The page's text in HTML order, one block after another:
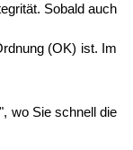
Sobald auch
(OK) ist. Im
wo Sie schnell die